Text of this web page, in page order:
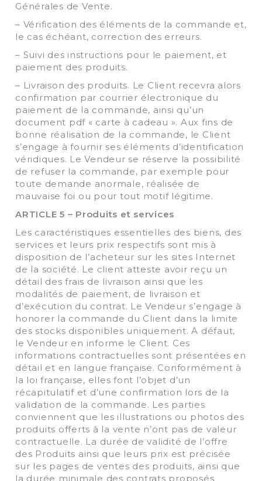
Générales de Vente.
– Vérification des éléments de la commande et,
le cas échéant, correction des erreurs.
– Suivi des instructions pour le paiement, et
paiement des produits.
– Livraison des produits. Le Client recevra alors
confirmation par courrier électronique du
paiement de la commande, ainsi qu’un
document pdf « carte à cadeau ». Aux fins de
bonne réalisation de la commande, le Client
s’engage à fournir ses éléments d’identification
véridiques. Le Vendeur se réserve la possibilité
de refuser la commande, par exemple pour
toute demande anormale, réalisée de
mauvaise foi ou pour tout motif légitime.
ARTICLE 5 – Produits et services
Les caractéristiques essentielles des biens, des
services et leurs prix respectifs sont mis à
disposition de l’acheteur sur les sites Internet
de la société. Le client atteste avoir reçu un
détail des frais de livraison ainsi que les
modalités de paiement, de livraison et
d’exécution du contrat. Le Vendeur s’engage à
honorer la commande du Client dans la limite
des stocks disponibles uniquement. A défaut,
le Vendeur en informe le Client. Ces
informations contractuelles sont présentées en
détail et en langue française. Conformément à
la loi française, elles font l’objet d’un
récapitulatif et d’une confirmation lors de la
validation de la commande. Les parties
conviennent que les illustrations ou photos des
produits offerts à la vente n’ont pas de valeur
contractuelle. La durée de validité de l’offre
des Produits ainsi que leurs prix est précisée
sur les pages de ventes des produits, ainsi que
la durée minimale des contrats proposés